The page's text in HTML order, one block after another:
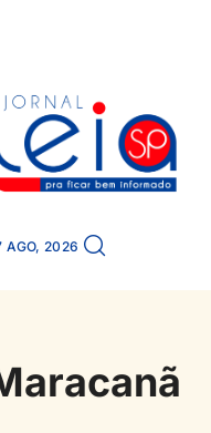
AGO, 2026